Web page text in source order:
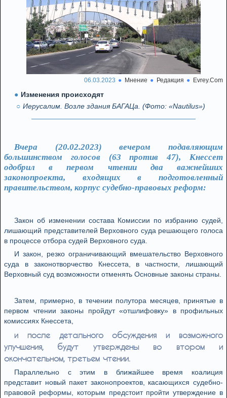
06.03.2023 Мнение Редакция Evrey.Com
Изменения происходят
Иерусалим. Возле здания БАГАЦа. (Фото: «Nautilus»)
Вчера (20.02.2023) вечером подавляющим
большинством голосов (63 против 47), Кнессет
одобрил в первом чтении два важнейших
законопроекта, входящих в подготовленный
правительством, корпус судебно-правовых реформ:
Закон об изменении состава Комиссии по избранию судей,
лишающий представителей Верховного суда решающего голоса
в процессе отбора судей Верховного суда.
И закон, резко ограничивающий вмешательство Верховного
суда в законотворчество Кнессета, в частности, лишающий
Верховный суд возможности отменять Основные законы страны.
Затем, примерно, в течении полутора месяцев, принятые в
первом чтении законы пройдут «отшлифовку» в профильных
комиссиях Кнессета,
и после детального обсуждения и возможного
улучшения, будут утверждены во втором и
окончательном, третьем чтении.
Параллельно с этим в ближайшее время коалиция
представит новый пакет законопроектов, касающихся судебно-
правовой реформы, которым предстоит пройти утверждение в